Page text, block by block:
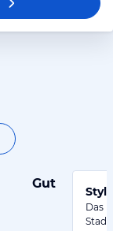
Gut
Das